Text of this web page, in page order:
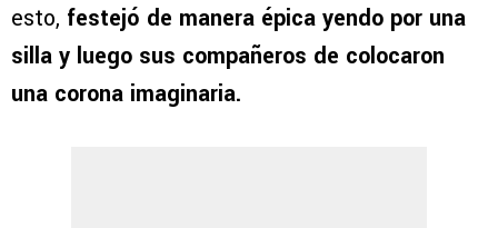
esto, festejó de manera épica yendo por una
silla y luego sus compañeros de colocaron
una corona imaginaria.